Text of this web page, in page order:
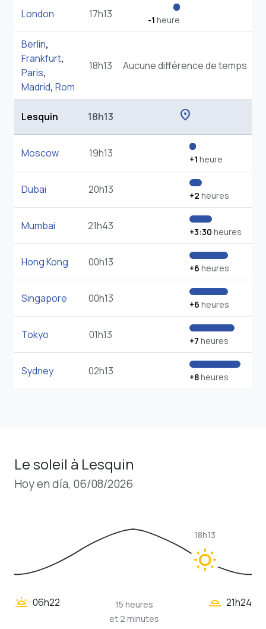
London 17h13 -1 heure
Berlin,
Frankfurt,
Paris,
Madrid, Rom
18h13 Aucune différence de temps
Lesquin 18h13 location_on
Moscow 19h13 +1 heure
Dubai 20h13 +2 heures
Mumbai 21h43 +3:30 heures
Hong Kong 00h13 +6 heures
Singapore 00h13 +6 heures
Tokyo 01h13 +7 heures
Sydney 02h13 +8heures
Le soleil à Lesquin
Hoy en día, 06/08/2026
wb_sunny
18h13
wb_twilight 06h22
15 heures
et 2 minutes
wb_twilight_2 21h24